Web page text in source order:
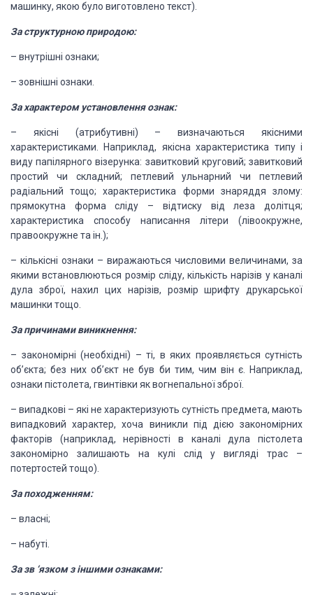
машинку, якою було виготовлено текст).
За структурною природою:
– внутрішні ознаки;
– зовнішні ознаки.
За характеромустановлення ознак:
– якісні (атрибутивні) – визначаються якісними
характеристиками. Наприклад, якісна характеристика типу і
виду папілярного візерунка: завитковий круговий; завитковий
простий чи складний; петлевий ульнарний чи петлевий
радіальний тощо; характеристика форми знаряддя злому:
прямокутна форма сліду – відтиску від леза долітця;
характеристика способу написання літери (лівоокружне,
правоокружне та ін.);
– кількісні ознаки – виражаються числовими величинами, за
якими встановлюються розмір сліду, кількість нарізів у каналі
дула зброї, нахил цих нарізів, розмір шрифту друкарської
машинки тощо.
За причинами виникнення:
– закономірні (необхідні) – ті, в яких проявляється сутність
об’єкта; без них об’єкт не був би тим, чим він є. Наприклад,
ознаки пістолета, гвинтівки як вогнепальноїзброї.
– випадкові – які не характеризують сутність предмета, мають
випадковий характер, хоча виникли під дією закономірних
фак­торів (наприклад, нерівності в каналі дула пістолета
закономірно залишають на кулі слід у вигляді трас –
потертостей тощо).
За походженням:
– власні;
– набуті.
За зв ‘язком з іншимиознаками: